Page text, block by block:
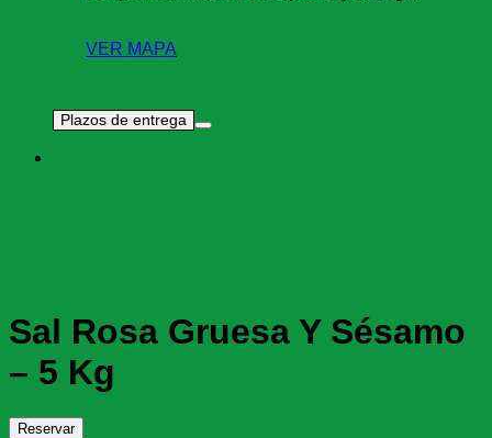
VER MAPA
Plazos de entrega
Sal Rosa Gruesa Y Sésamo
– 5 Kg
Reservar